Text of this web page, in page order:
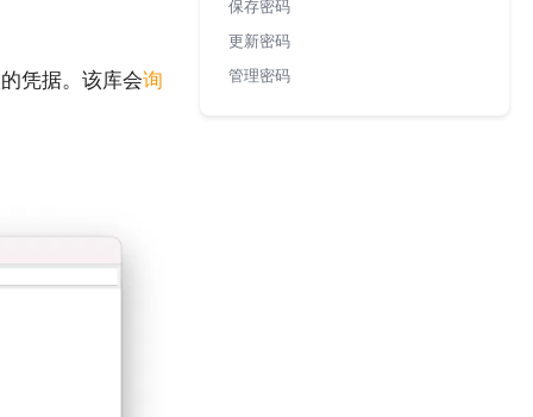
凭据。该库会询
保存密码
更新密码
管理密码